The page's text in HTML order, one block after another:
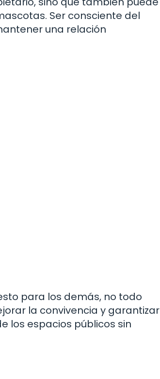
Ser consciente del
una relación
para los demás, no todo
la convivencia y garantizar
los espacios públicos sin